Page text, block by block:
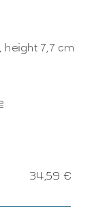
height 7,7 cm
34,59 €